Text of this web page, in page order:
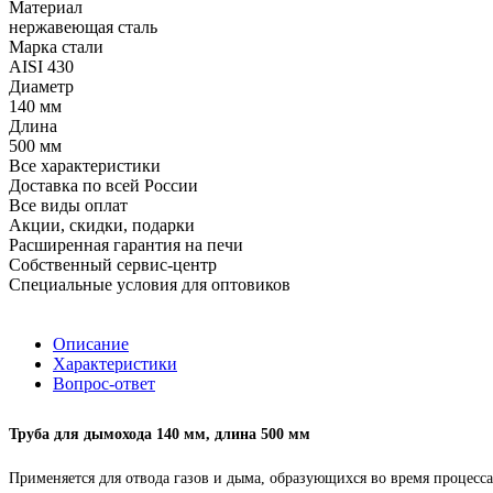
Материал
нержавеющая сталь
Марка стали
AISI 430
Диаметр
140 мм
Длина
500 мм
Все характеристики
Доставка по всей России
Все виды оплат
Акции, скидки, подарки
Расширенная гарантия на печи
Собственный сервис-центр
Специальные условия для оптовиков
Описание
Характеристики
Вопрос-ответ
Труба для дымохода 140 мм, длина 500 мм
Применяется для отвода газов и дыма, образующихся во время